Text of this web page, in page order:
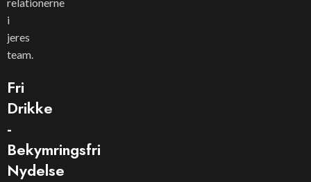
i
jeres
team.
Fri
Drikke
-
Bekymringsfri
Nydelse